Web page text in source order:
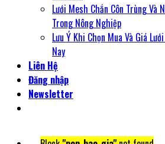
Lưới Mesh Chắn Côn Trùng Và
Trong Nông Nghiệp
Lưu Ý Khi Chọn Mua Và Giá
Nay
Liên Hệ
Đăng nhập
Newsletter